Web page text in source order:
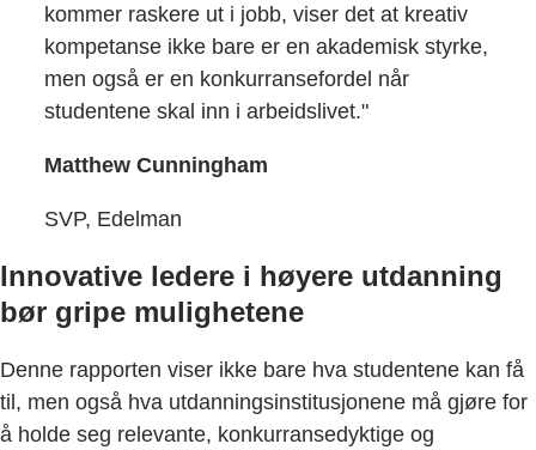
kommer raskere ut i jobb, viser det at kreativ
kompetanse ikke bare er en akademisk styrke,
men også er en konkurransefordel når
studentene skal inn i arbeidslivet."
Matthew Cunningham
SVP, Edelman
Innovative ledere i høyere utdanning
bør gripe mulighetene
Denne rapporten viser ikke bare hva studentene kan få
til, men også hva utdanningsinstitusjonene må gjøre for
å holde seg relevante, konkurransedyktige og